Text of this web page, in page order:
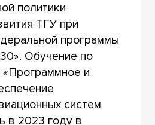
политики
ТГУ при
программы
Обучение по
«Программное и
систем
в 2023 году в